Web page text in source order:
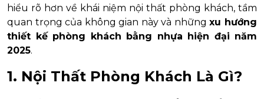
hiểu rõ hơn về khái niệm nội thất phòng khách, tầm
quan trọng của không gian này và nhữngxu hướng
thiết kế phòng khách bằng nhựa hiện đại năm
2025.
1. Nội Thất Phòng Khách Là Gì?